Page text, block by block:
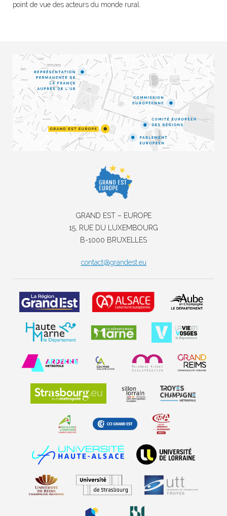
point de vue des acteurs du monde rural.
GRAND EST – EUROPE
15, RUE DU LUXEMBOURG
B-1000 BRUXELLES
contact@grandest.eu